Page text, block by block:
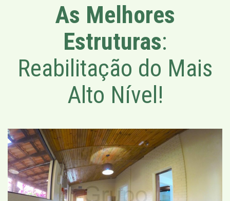
As Melhores
Estruturas:
Reabilitação do Mais
Alto Nível!